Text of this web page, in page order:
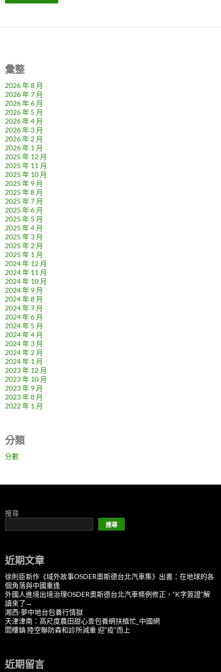
彙整
2026 年 8 月
2026 年 7 月
2026 年 6 月
2026 年 5 月
2026 年 4 月
2026 年 3 月
2026 年 2 月
2026 年 1 月
2025 年 12 月
2025 年 11 月
2025 年 10 月
2025 年 9 月
2025 年 8 月
2025 年 7 月
2025 年 6 月
2025 年 5 月
2025 年 4 月
2025 年 3 月
2025 年 2 月
2025 年 1 月
2024 年 12 月
2024 年 11 月
2024 年 10 月
2024 年 9 月
2024 年 8 月
2024 年 7 月
2024 年 6 月
2024 年 5 月
2024 年 4 月
2024 年 3 月
2024 年 2 月
2024 年 1 月
2023 年 12 月
2023 年 10 月
2023 年 9 月
2023 年 8 月
2022 年 1 月
分類
分數
搜尋
搜尋
近期文章
徐則臣新作《域外故事OSDER奧斯德台北汽車集》出書：在地球的各
個角落與中國重逢
外國人進境出境治理OSDER奧斯德台北汽車條例修正，“K字簽證”解
讀來了→
湘西·夢中地台包養行情獄
天津津南：高尺度農田甜心查包養網扶植忙_中國網
閻樓鎮 陸空聯防森和診所減重 迎“疫”而上
近期留言